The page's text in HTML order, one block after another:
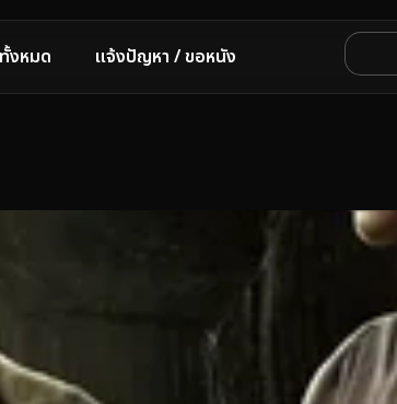
งหมด แจ้งปัญหา / ขอหนัง